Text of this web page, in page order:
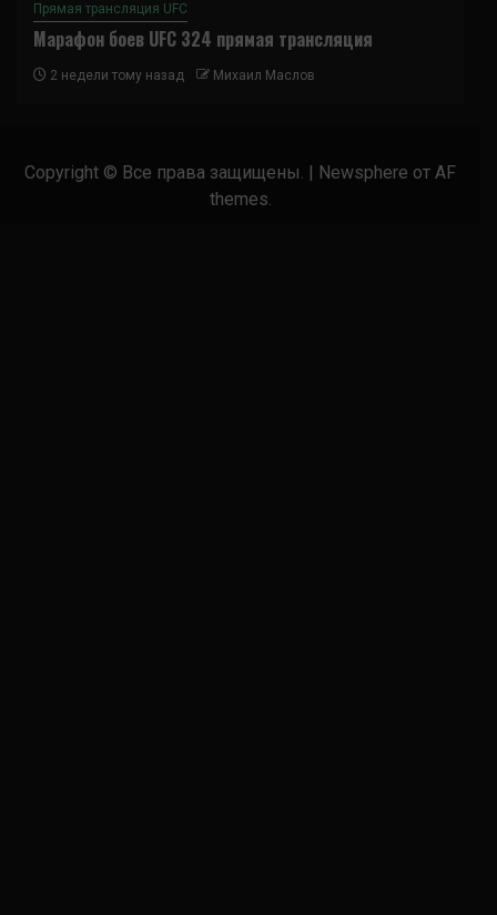
Прямая трансляция UFC
Марафон боев UFC 324 прямая трансляция
2 недели тому назад Михаил Маслов
Copyright © Все права защищены. Newsphere от AF
themes.